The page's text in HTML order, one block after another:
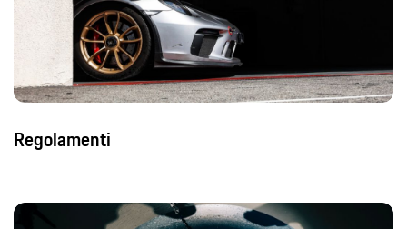
Regolamenti